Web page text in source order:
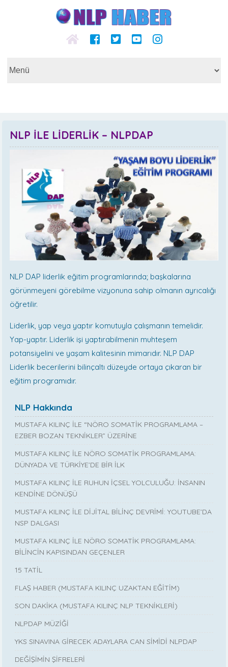
NLP İLE LİDERLİK – NLPDAP
NLP DAP liderlik eğitim programlarında; başkalarına
görünmeyeni görebilme vizyonuna sahip olmanın ayrıcalığı
öğretilir.
Liderlik, yap veya yaptır komutuyla çalışmanın temelidir.
Yap-yaptır. Liderlik işi yaptırabilmenin muhteşem
potansiyelini ve yaşam kalitesinin mimarıdır. NLP DAP
Liderlik becerilerini bilinçaltı düzeyde ortaya çıkaran bir
eğitim programıdır.
NLP Hakkında
MUSTAFA KILINÇ İLE “NÖRO SOMATİK PROGRAMLAMA –
EZBER BOZAN TEKNİKLER” ÜZERİNE
MUSTAFA KILINÇ İLE NÖRO SOMATİK PROGRAMLAMA:
DÜNYADA VE TÜRKİYE’DE BİR İLK
MUSTAFA KILINÇ İLE RUHUN İÇSEL YOLCULUĞU: İNSANIN
KENDİNE DÖNÜŞÜ
MUSTAFA KILINÇ İLE DİJİTAL BİLİNÇ DEVRİMİ: YOUTUBE’DA
NSP DALGASI
MUSTAFA KILINÇ İLE NÖRO SOMATİK PROGRAMLAMA:
BİLİNCİN KAPISINDAN GEÇENLER
15 TATİL
FLAŞ HABER (MUSTAFA KILINÇ UZAKTAN EĞİTİM)
SON DAKİKA (MUSTAFA KILINÇ NLP TEKNİKLERİ)
NLPDAP MÜZİĞİ
YKS SINAVINA GİRECEK ADAYLARA CAN SİMİDİ NLPDAP
DEĞİŞİMİN ŞİFRELERİ